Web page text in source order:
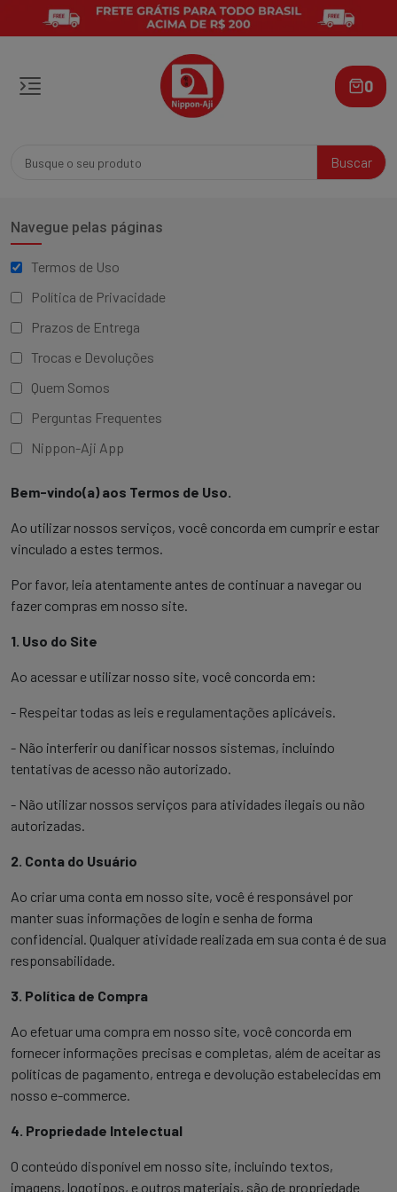
Buscar
0
Navegue pelas páginas
Termos de Uso
Política de Privacidade
Prazos de Entrega
Trocas e Devoluções
Quem Somos
Perguntas Frequentes
Nippon-Aji App
Bem-vindo(a) aos Termos de Uso.
Ao utilizar nossos serviços, você concorda em cumprir e estar
vinculado a estes termos.
Por favor, leia atentamente antes de continuar a navegar ou
fazer compras em nosso site.
1. Uso do Site
Ao acessar e utilizar nosso site, você concorda em:
- Respeitar todas as leis e regulamentações aplicáveis.
- Não interferir ou danificar nossos sistemas, incluindo
tentativas de acesso não autorizado.
- Não utilizar nossos serviços para atividades ilegais ou não
autorizadas.
2. Conta do Usuário
Ao criar uma conta em nosso site, você é responsável por
manter suas informações de login e senha de forma
confidencial. Qualquer atividade realizada em sua conta é de sua
responsabilidade.
3. Política de Compra
Ao efetuar uma compra em nosso site, você concorda em
fornecer informações precisas e completas, além de aceitar as
políticas de pagamento, entrega e devolução estabelecidas em
nosso e-commerce.
4. Propriedade Intelectual
O conteúdo disponível em nosso site, incluindo textos,
imagens, logotipos, e outros materiais, são de propriedade